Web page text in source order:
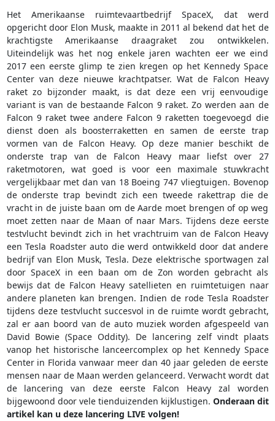
Het Amerikaanse ruimtevaartbedrijf SpaceX, dat werd
opgericht door Elon Musk, maakte in 2011 al bekend dat het de
krachtigste Amerikaanse draagraket zou ontwikkelen.
Uiteindelijk was het nog enkele jaren wachten eer we eind
2017 een eerste glimp te zien kregen op het Kennedy Space
Center van deze nieuwe krachtpatser. Wat de Falcon Heavy
raket zo bijzonder maakt, is dat deze een vrij eenvoudige
variant is van de bestaande Falcon 9 raket. Zo werden aan de
Falcon 9 raket twee andere Falcon 9 raketten toegevoegd die
dienst doen als boosterraketten en samen de eerste trap
vormen van de Falcon Heavy. Op deze manier beschikt de
onderste trap van de Falcon Heavy maar liefst over 27
raketmotoren, wat goed is voor een maximale stuwkracht
vergelijkbaar met dan van 18 Boeing 747 vliegtuigen. Bovenop
de onderste trap bevindt zich een tweede rakettrap die de
vracht in de juiste baan om de Aarde moet brengen of op weg
moet zetten naar de Maan of naar Mars. Tijdens deze eerste
testvlucht bevindt zich in het vrachtruim van de Falcon Heavy
een Tesla Roadster auto die werd ontwikkeld door dat andere
bedrijf van Elon Musk, Tesla. Deze elektrische sportwagen zal
door SpaceX in een baan om de Zon worden gebracht als
bewijs dat de Falcon Heavy satellieten en ruimtetuigen naar
andere planeten kan brengen. Indien de rode Tesla Roadster
tijdens deze testvlucht succesvol in de ruimte wordt gebracht,
zal er aan boord van de auto muziek worden afgespeeld van
David Bowie (Space Oddity). De lancering zelf vindt plaats
vanop het historische lanceercomplex op het Kennedy Space
Center in Florida vanwaar meer dan 40 jaar geleden de eerste
mensen naar de Maan werden gelanceerd. Verwacht wordt dat
de lancering van deze eerste Falcon Heavy zal worden
bijgewoond door vele tienduizenden kijklustigen. Onderaan dit
artikel kan u deze lancering LIVE volgen!